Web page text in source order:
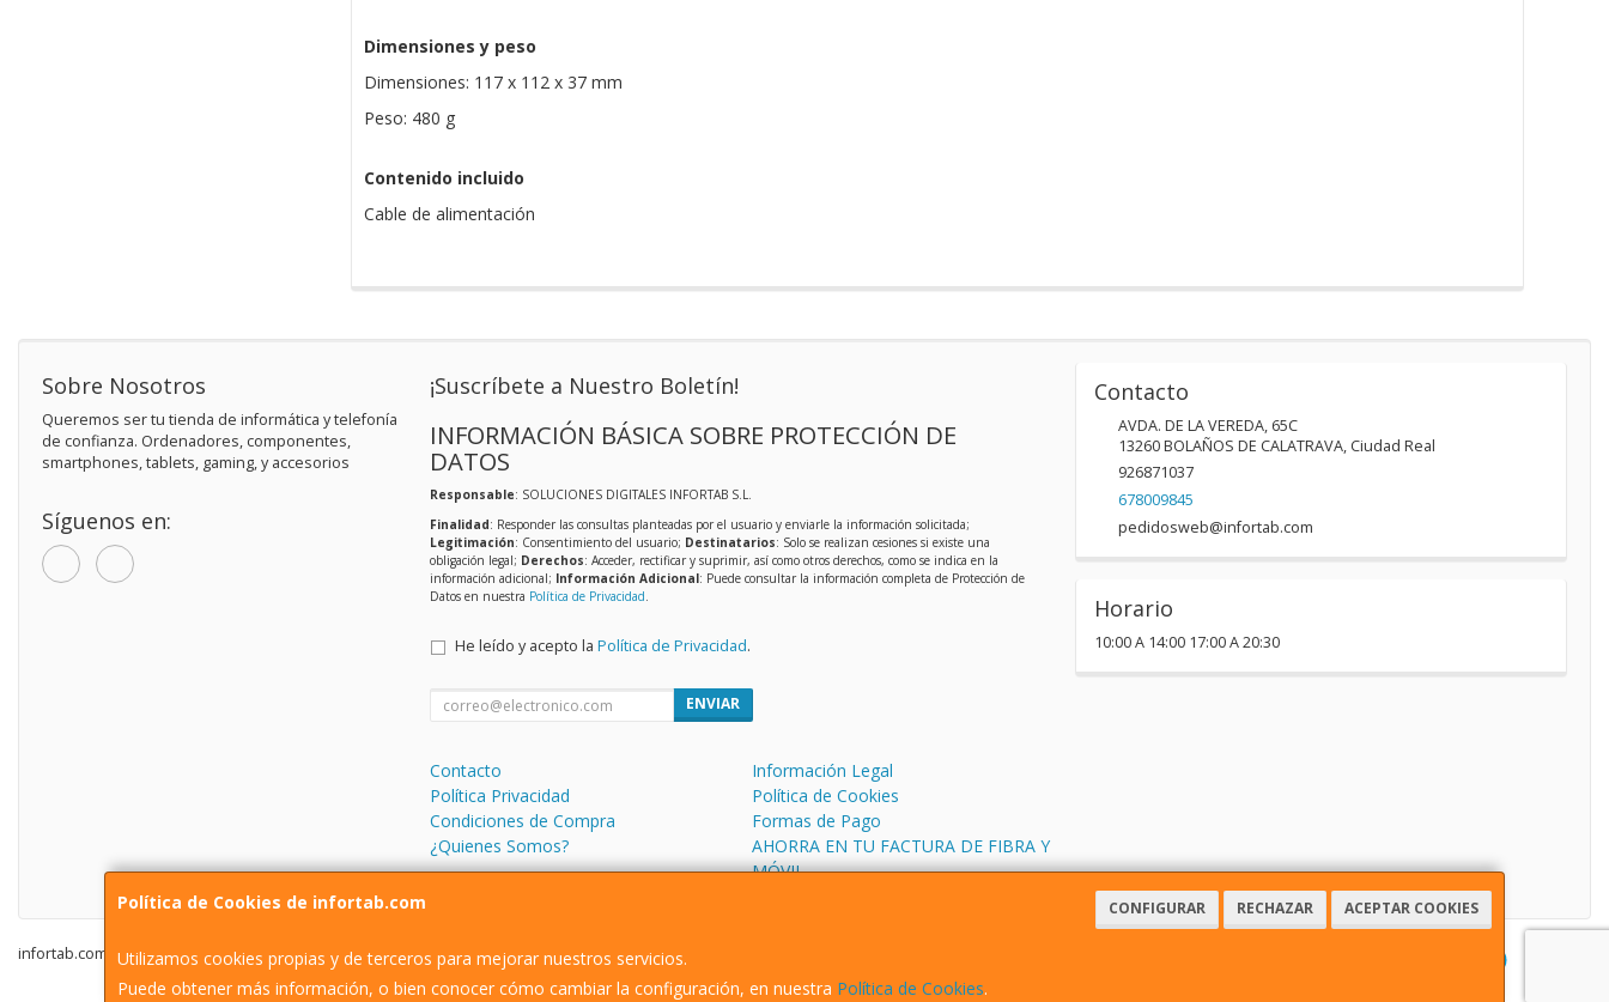
Dimensiones y peso
Dimensiones: 117 x 112 x 37 mm
Peso: 480 g
Contenido incluido
Cable de alimentación
Política de Cookies de infortab.com CONFIGURAR RECHAZAR ACEPTAR COOKIES
Utilizamos cookies propias y de terceros para mejorar nuestros servicios.
Puede obtener más información, o bien conocer cómo cambiar la configuración, en nuestra Política de Cookies.
Sobre Nosotros
Queremos ser tu tienda de informática y telefonía
de confianza. Ordenadores, componentes,
smartphones, tablets, gaming, y accesorios
Síguenos en:
¡Suscríbete a Nuestro Boletín!
INFORMACIÓN BÁSICA SOBRE PROTECCIÓN DE
DATOS
Responsable: SOLUCIONES DIGITALES INFORTAB S.L.
Finalidad: Responder las consultas planteadas por el usuario y enviarle la información solicitada;
Legitimación: Consentimiento del usuario; Destinatarios: Solo se realizan cesiones si existe una
obligación legal; Derechos: Acceder, rectificar y suprimir, así como otros derechos, como se indica en la
información adicional; Información Adicional: Puede consultar la información completa de Protección de
Datos en nuestra Política de Privacidad.
He leído y acepto la Política de Privacidad.
ENVIAR
Contacto
Información Legal
Política Privacidad
Política de Cookies
Condiciones de Compra
Formas de Pago
¿Quienes Somos?
AHORRA EN TU FACTURA DE FIBRA Y
MÓVIL
Contacto
AVDA. DE LA VEREDA, 65C
13260BOLAÑOS DE CALATRAVA, Ciudad Real
926871037
678009845
pedidosweb@infortab.com
Horario
10:00 A 14:00 17:00 A 20:30
infortab.com © 2026
, , , , España. - C.I.F.: B13626510 - Tfno: